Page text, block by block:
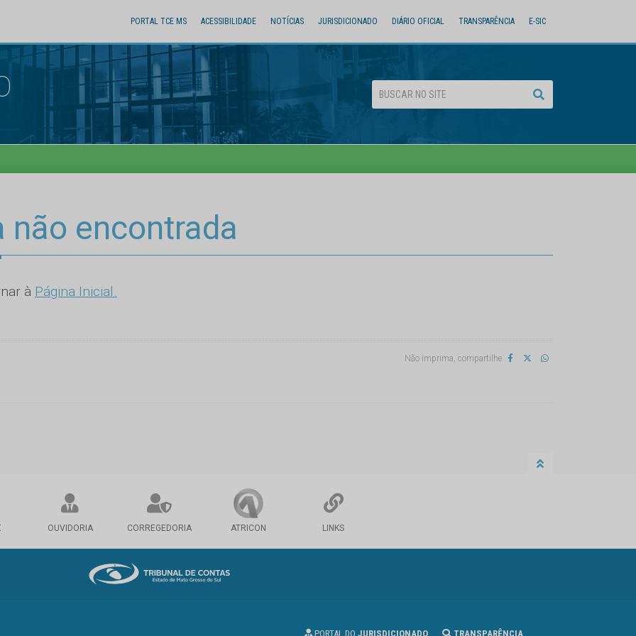
PORTAL TCE MS ACESSIBILIDADE NOTÍCIAS JURISDICIONADO DIÁRIO OFICIAL TRANSPARÊNCIA E-SIC
não encontrada
à Página Inicial.
Não imprima, compartilhe
OUVIDORIA CORREGEDORIA ATRICON LINKS
PORTAL DO JURISDICIONADO TRANSPARÊNCIA